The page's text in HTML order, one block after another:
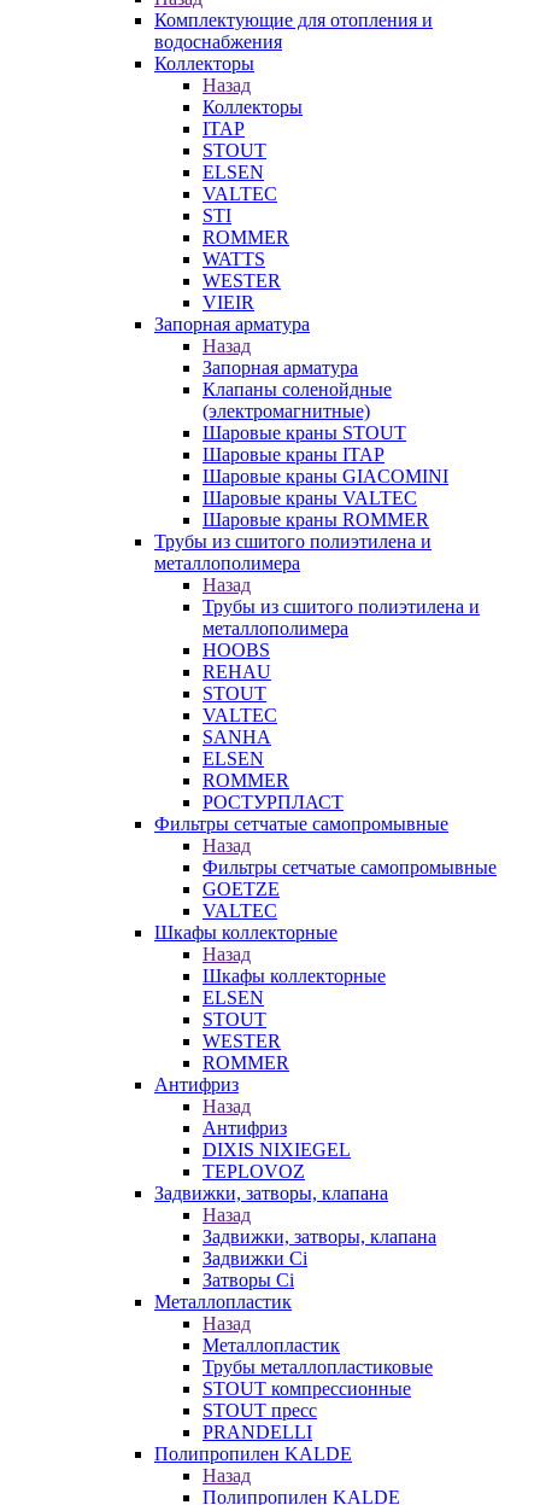
Комплектующие для отопления и
водоснабжения
Коллекторы
Назад
Коллекторы
ITAP
STOUT
ELSEN
VALTEC
STI
ROMMER
WATTS
WESTER
VIEIR
Запорная арматура
Назад
Запорная арматура
Клапаны соленойдные
(электромагнитные)
Шаровые краны STOUT
Шаровые краны ITAP
Шаровые краны GIACOMINI
Шаровые краны VALTEC
Шаровые краны ROMMER
Трубы из сшитого полиэтилена и
металлополимера
Назад
Трубы из сшитого полиэтилена и
металлополимера
HOOBS
REHAU
STOUT
VALTEC
SANHA
ELSEN
ROMMER
РОСТУРПЛАСТ
Фильтры сетчатые самопромывные
Назад
Фильтры сетчатые самопромывные
GOETZE
VALTEC
Шкафы коллекторные
Назад
Шкафы коллекторные
ELSEN
STOUT
WESTER
ROMMER
Антифриз
Назад
Антифриз
DIXIS NIXIEGEL
TEPLOVOZ
Задвижки, затворы, клапана
Назад
Задвижки, затворы, клапана
Задвижки Ci
Затворы Ci
Металлопластик
Назад
Металлопластик
Трубы металлопластиковые
STOUT компрессионные
STOUT пресс
PRANDELLI
Полипропилен KALDE
Назад
Полипропилен KALDE